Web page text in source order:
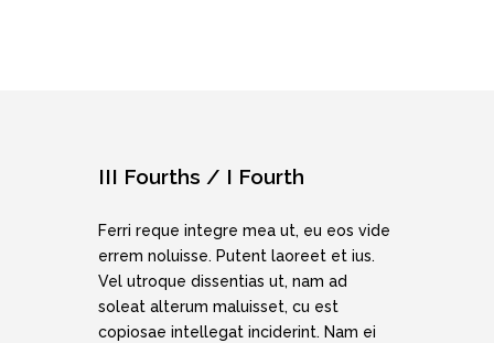
III Fourths / I Fourth
Ferri reque integre mea ut, eu eos vide
errem noluisse. Putent laoreet et ius.
Vel utroque dissentias ut, nam ad
soleat alterum maluisset, cu est
copiosae intellegat inciderint. Nam ei